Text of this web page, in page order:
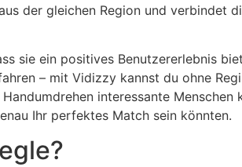
der gleichen Region und verbindet
sie ein positives Benutzererlebnis
– mit Vidizzy kannst du ohne
interessante
Ihr perfektes Match sein könnten.